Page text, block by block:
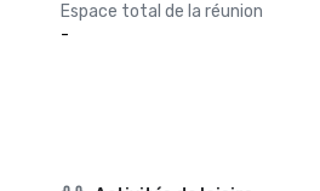
Espace total de la réunion
-